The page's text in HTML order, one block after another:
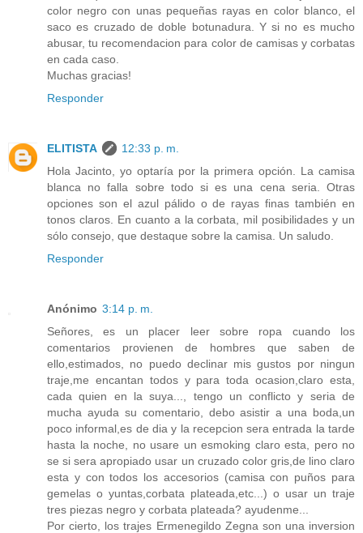
color negro con unas pequeñas rayas en color blanco, el
saco es cruzado de doble botunadura. Y si no es mucho
abusar, tu recomendacion para color de camisas y corbatas
en cada caso.
Muchas gracias!
Responder
ELITISTA
12:33 p. m.
Hola Jacinto, yo optaría por la primera opción. La camisa
blanca no falla sobre todo si es una cena seria. Otras
opciones son el azul pálido o de rayas finas también en
tonos claros. En cuanto a la corbata, mil posibilidades y un
sólo consejo, que destaque sobre la camisa. Un saludo.
Responder
Anónimo 3:14 p. m.
Señores, es un placer leer sobre ropa cuando los
comentarios provienen de hombres que saben de
ello,estimados, no puedo declinar mis gustos por ningun
traje,me encantan todos y para toda ocasion,claro esta,
cada quien en la suya..., tengo un conflicto y seria de
mucha ayuda su comentario, debo asistir a una boda,un
poco informal,es de dia y la recepcion sera entrada la tarde
hasta la noche, no usare un esmoking claro esta, pero no
se si sera apropiado usar un cruzado color gris,de lino claro
esta y con todos los accesorios (camisa con puños para
gemelas o yuntas,corbata plateada,etc...) o usar un traje
tres piezas negro y corbata plateada? ayudenme...
Por cierto, los trajes Ermenegildo Zegna son una inversion